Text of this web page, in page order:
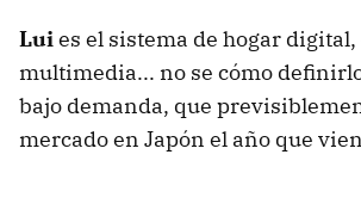
Luies el sistema de hogar
multimedia... no se cómo
bajo demanda, que
mercado en Japón el año que